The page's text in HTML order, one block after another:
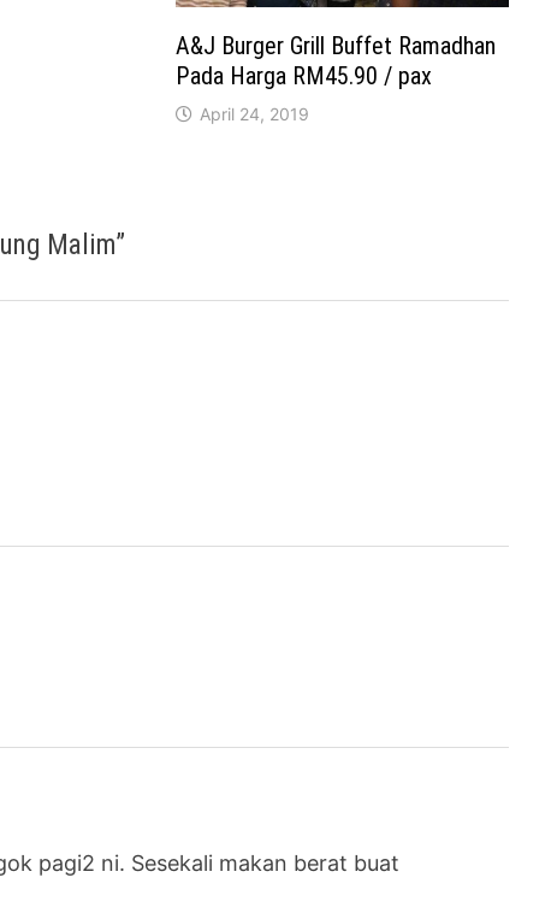
A&J Burger Grill Buffet Ramadhan
Pada Harga RM45.90 / pax
April 24, 2019
Malim”
pagi2 ni. Sesekali makan berat buat